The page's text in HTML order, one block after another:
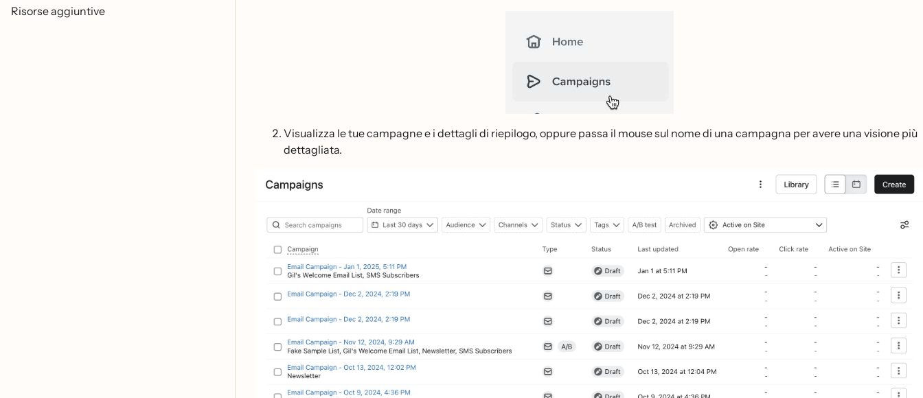
Risorse aggiuntive
Visualizza le tue campagne e i dettagli di riepilogo, oppure passa il mouse sul nome di una campagna per avere una visione più
dettagliata.